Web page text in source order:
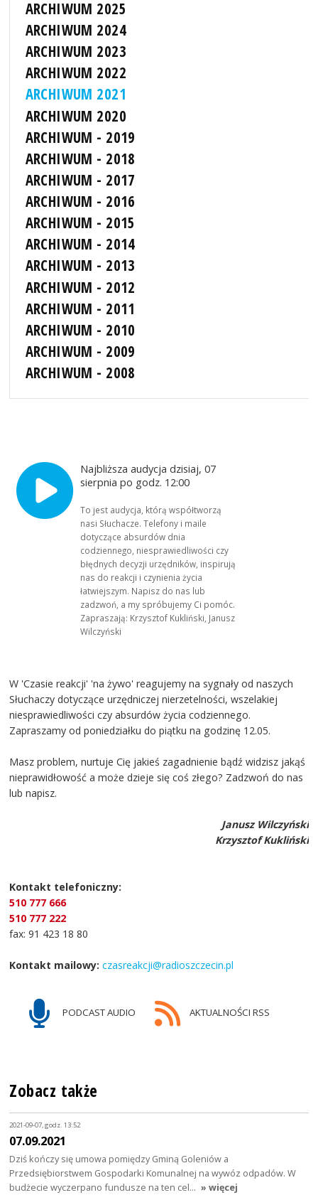
ARCHIWUM 2025
ARCHIWUM 2024
ARCHIWUM 2023
ARCHIWUM 2022
ARCHIWUM 2021
ARCHIWUM 2020
ARCHIWUM - 2019
ARCHIWUM - 2018
ARCHIWUM - 2017
ARCHIWUM - 2016
ARCHIWUM - 2015
ARCHIWUM - 2014
ARCHIWUM - 2013
ARCHIWUM - 2012
ARCHIWUM - 2011
ARCHIWUM - 2010
ARCHIWUM - 2009
ARCHIWUM - 2008
Najbliższa audycja dzisiaj, 07
sierpnia po godz. 12:00
To jest audycja, którą współtworzą
nasi Słuchacze. Telefony i maile
dotyczące absurdów dnia
codziennego, niesprawiedliwości czy
błędnych decyzji urzędników, inspirują
nas do reakcji i czynienia życia
łatwiejszym. Napisz do nas lub
zadzwoń, a my spróbujemy Ci pomóc.
Zapraszają: Krzysztof Kukliński, Janusz
Wilczyński
W 'Czasie reakcji' 'na żywo' reagujemy na sygnały od naszych
Słuchaczy dotyczące urzędniczej nierzetelności, wszelakiej
niesprawiedliwości czy absurdów życia codziennego.
Zapraszamy od poniedziałku do piątku na godzinę 12.05.
Masz problem, nurtuje Cię jakieś zagadnienie bądź widzisz jakąś
nieprawidłowość a może dzieje się coś złego? Zadzwoń do nas
lub napisz.
Janusz Wilczyński
Krzysztof Kukliński
Kontakt telefoniczny:
510 777 666
510 777 222
fax: 91 423 18 80
Kontakt mailowy: czasreakcji@radioszczecin.pl
PODCAST AUDIO AKTUALNOŚCI RSS
Zobacz także
2021-09-07, godz. 13:52
07.09.2021
Dziś kończy się umowa pomiędzy Gminą Goleniów a
Przedsiębiorstwem Gospodarki Komunalnej na wywóz odpadów. W
budżecie wyczerpano fundusze na ten cel… » więcej